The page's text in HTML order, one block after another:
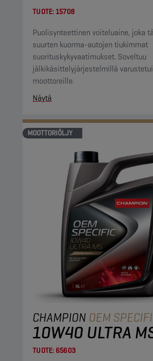
TUOTE: 15708
Puolisynteettinen voiteluaine, joka
suurten kuorma-autojen tiukimmat
suorituskykyvaatimukset. Soveltuu
jälkikäsittelyjärjestelmillä
moottoreille.
Näytä
MOOTTORIÖLJY
CHAMPION OEM
10W40 ULTRA
TUOTE: 65603